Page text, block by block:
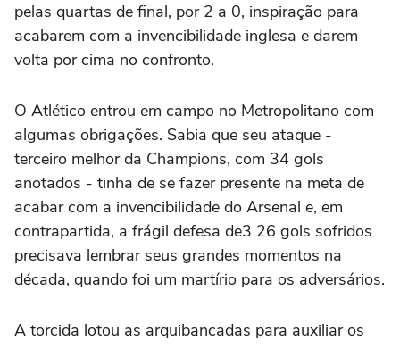
pelas quartas de final, por 2 a 0, inspiração para
acabarem com a invencibilidade inglesa e darem
volta por cima no confronto.
O Atlético entrou em campo no Metropolitano com
algumas obrigações. Sabia que seu ataque -
terceiro melhor da Champions, com 34 gols
anotados - tinha de se fazer presente na meta de
acabar com a invencibilidade do Arsenal e, em
contrapartida, a frágil defesa de3 26 gols sofridos
precisava lembrar seus grandes momentos na
década, quando foi um martírio para os adversários.
A torcida lotou as arquibancadas para auxiliar os